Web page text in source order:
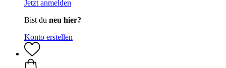
Jetzt anmelden
Bist du neu hier?
Konto erstellen